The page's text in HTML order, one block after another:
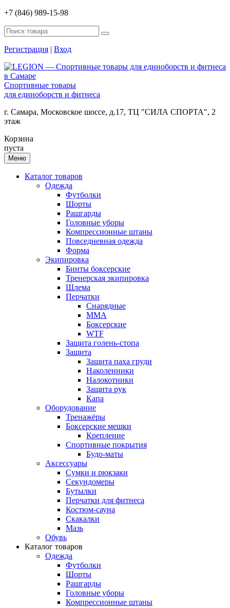
+7 (846) 989-15-98
Регистрация | Вход
Спортивные товары
для единоборств и фитнеса
г. Самара, Московское шоссе, д.17, ТЦ "СИЛА СПОРТА", 2
этаж
Корзина
пуста
Меню
Каталог товаров
Одежда
Футболки
Шорты
Рашгарды
Головные уборы
Компрессионные штаны
Повседневная одежда
Форма
Экипировка
Бинты боксерские
Тренерская экипировка
Шлема
Перчатки
Снарядные
ММА
Боксерские
WTF
Защита голень-стопа
Защита
Защита паха груди
Наколенники
Налокотники
Защита рук
Капа
Оборудование
Тренажёры
Боксерские мешки
Крепление
Спортивные покрытия
Будо-маты
Аксессуары
Сумки и рюкзаки
Секундомеры
Бутылки
Перчатки для фитнеса
Костюм-сауна
Скакалки
Мазь
Обувь
Каталог товаров
Одежда
Футболки
Шорты
Рашгарды
Головные уборы
Компрессионные штаны